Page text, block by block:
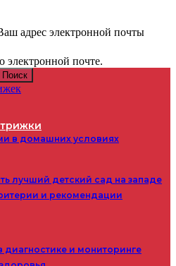
адрес электронной почты
электронной почте.
в домашних условиях
лучший детский сад на западе
и рекомендации
диагностике и мониторинге